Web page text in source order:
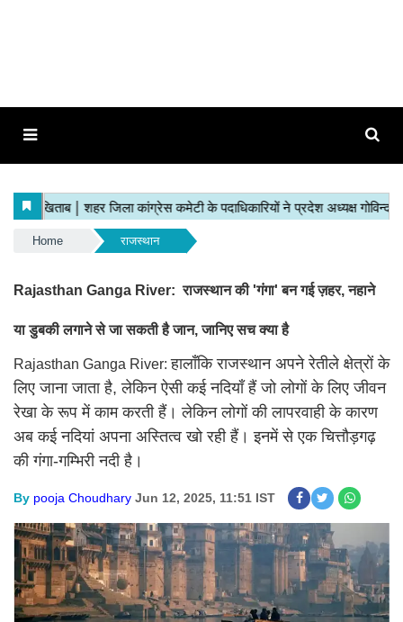
Home राजस्थान
Rajasthan Ganga River: राजस्थान की 'गंगा' बन गई ज़हर, नहाने
या डुबकी लगाने से जा सकती है जान, जानिए सच क्या है
Rajasthan Ganga River:हालाँकि राजस्थान अपने रेतीले क्षेत्रों के
लिए जाना जाता है, लेकिन ऐसी कई नदियाँ हैं जो लोगों के लिए जीवन
रेखा के रूप में काम करती हैं। लेकिन लोगों की लापरवाही के कारण
अब कई नदियां अपना अस्तित्व खो रही हैं। इनमें से एक चित्तौड़गढ़
की गंगा-गम्भिरी नदी है।
By pooja Choudhary Jun 12, 2025, 11:51 IST